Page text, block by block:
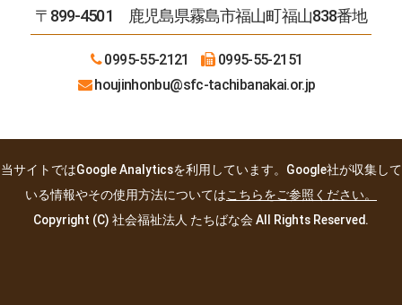
〒899-4501 鹿児島県霧島市福山町福山838番地
0995-55-2121
0995-55-2151
houjinhonbu@sfc-tachibanakai.or.jp
当サイトではGoogle Analyticsを利用しています。Google社が収集して
いる情報やその使用方法についてはこちらをご参照ください。
Copyright (C) 社会福祉法人 たちばな会 All Rights Reserved.